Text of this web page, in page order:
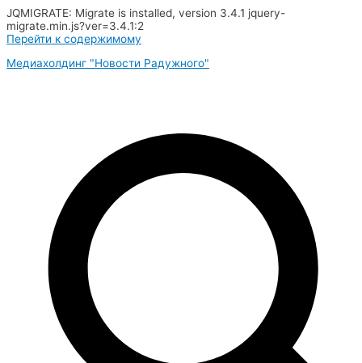
JQMIGRATE: Migrate is installed, version 3.4.1 jquery-
migrate.min.js?ver=3.4.1:2
Перейти к содержимому
Медиахолдинг "Новости Радужного"